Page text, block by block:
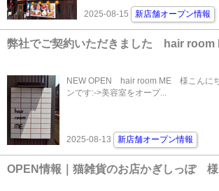
2025-08-15 新店舗オープン情報
弊社でご契約いただきました hair room
NEW OPEN hair room ME 様こんに
ンです:->美容室をオープ...
2025-08-13 新店舗オープン情報
OPEN情報｜猫雑貨のお店かぎしっぽ